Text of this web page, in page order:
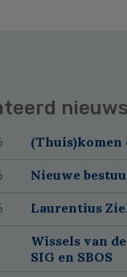
nieuws
(Thuis)komen
Nieuwe
Laurentius
Wissels van
SIG en SBOS